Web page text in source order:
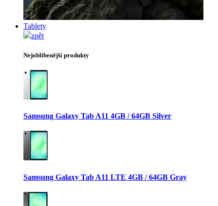
Tablety
zpět
Nejoblíbenější produkty
Samsung Galaxy Tab A11 4GB / 64GB Silver
Samsung Galaxy Tab A11 LTE 4GB / 64GB Gray